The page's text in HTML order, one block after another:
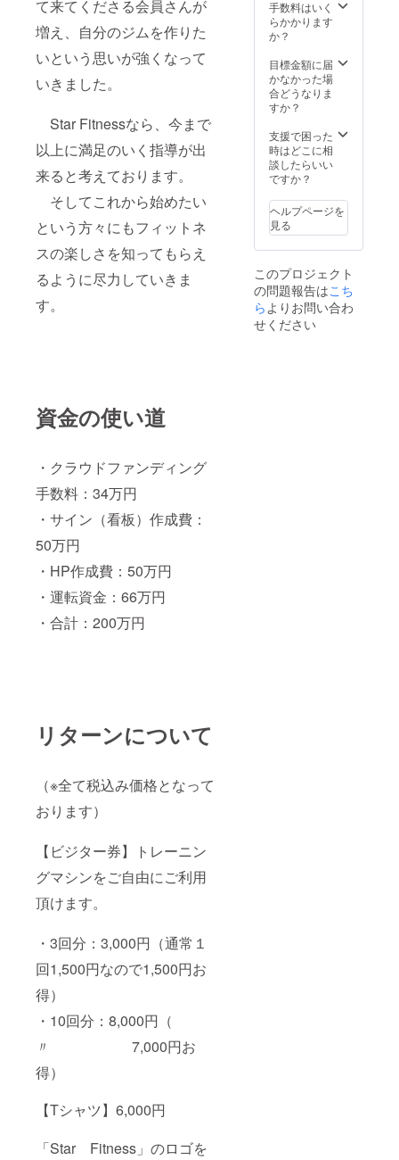
て来てくださる会員さんが
増え、自分のジムを作りた
いという思いが強くなって
いきました。
Star Fitnessなら、今まで
以上に満足のいく指導が出
来ると考えております。
そしてこれから始めたい
という方々にもフィットネ
スの楽しさを知ってもらえ
るように尽力していきま
す。
資金の使い道
・クラウドファンディング
手数料：34万円
・サイン（看板）作成費：
50万円
・HP作成費：50万円
・運転資金：66万円
・合計：200万円
リターンについて
（※全て税込み価格となって
おります）
【ビジター券】トレーニン
グマシンをご自由にご利用
頂けます。
・3回分：3,000円（通常１
回1,500円なので1,500円お
得）
・10回分：8,000円（
〃 7,000円お
得）
【Tシャツ】6,000円
「Star Fitness」のロゴを
手数料はいく
らかかります
か？
目標金額に届
かなかった場
合どうなりま
すか？
支援で困った
時はどこに相
談したらいい
ですか？
ヘルプページを
見る
このプロジェクト
の問題報告はこち
らよりお問い合わ
せください